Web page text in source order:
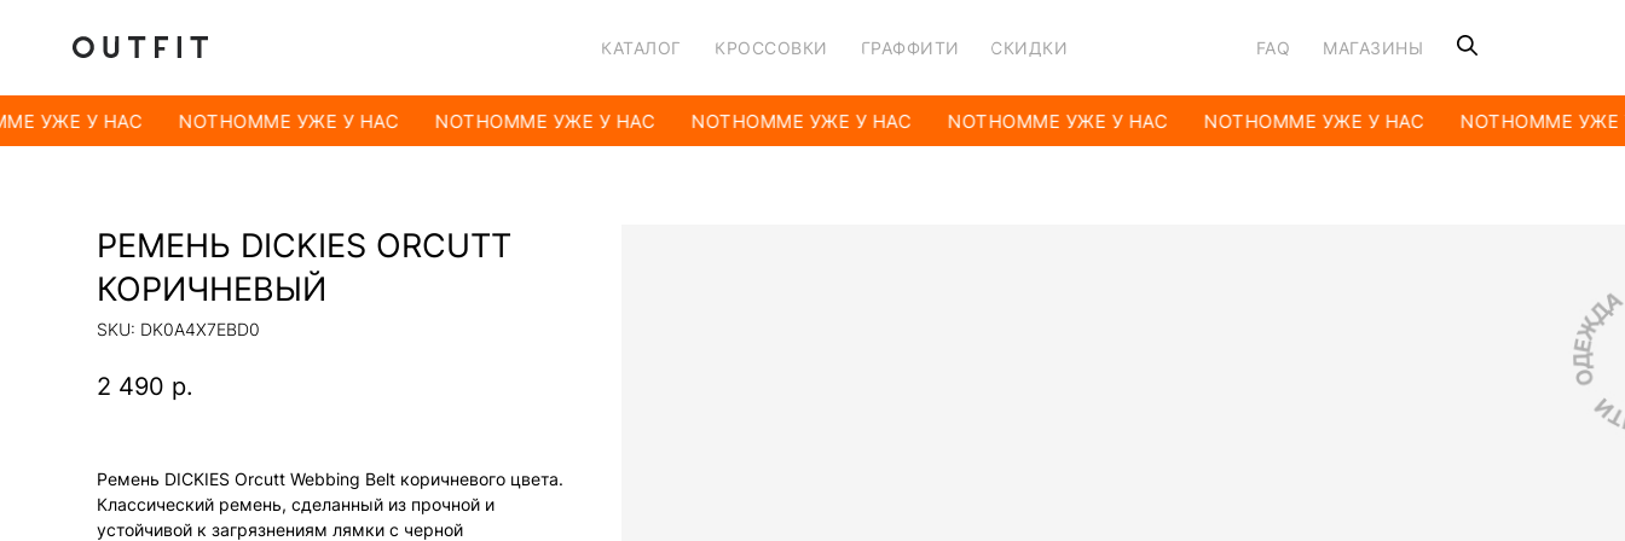
КАТАЛОГ КРОССОВКИ ГРАФФИТИ СКИДКИ FAQ МАГАЗИНЫ
УЖЕ У НАС NOTHOMME УЖЕ У НАС NOTHOMME УЖЕ У НАС NOTHOMME УЖЕ У НАС NOTHOMME УЖЕ У НАС NOTHOMME УЖЕ У НАС NOTHOMME УЖЕ
РЕМЕНЬ DICKIES ORCUTT
КОРИЧНЕВЫЙ
SKU: DK0A4X7EBD0
2 490 р.
Ремень DICKIES Orcutt Webbing Belt коричневого цвета.
Классический ремень, сделанный из прочной и
устойчивой к загрязнениям лямки с черной